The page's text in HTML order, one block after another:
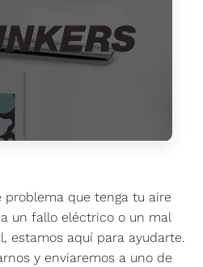
que tenga tu aire
un fallo eléctrico o un mal
estamos aquí para ayudarte.
y enviaremos a uno de